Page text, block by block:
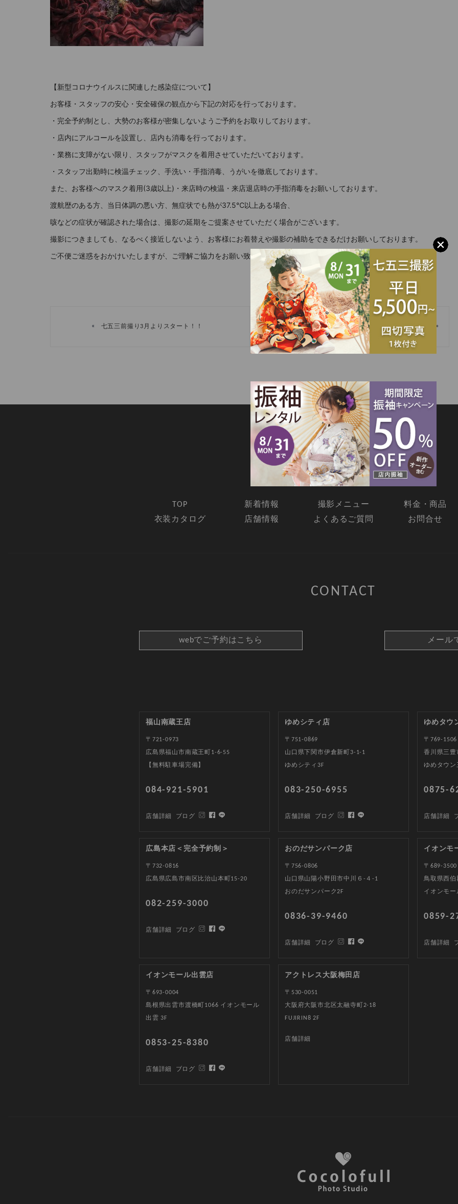
【新型コロナウイルスに関連した感染症について】
お客様・スタッフの安心・安全確保の観点から下記の対応を行っております。
・完全予約制とし、大勢のお客様が密集しないようご予約をお取りしております。
・店内にアルコールを設置し、店内も消毒を行っております。
・業務に支障がない限り、スタッフがマスクを着用させていただいております。
・スタッフ出勤時に検温チェック、手洗い・手指消毒、うがいを徹底しております。
また、お客様へのマスク着用(3歳以上)・来店時の検温・来店退店時の手指消毒をお願いしております。
渡航歴のある方、当日体調の悪い方、無症状でも熱が37.5℃以上ある場合、
咳などの症状が確認された場合は、撮影の延期をご提案させていただく場合がございます。
撮影につきましても、なるべく接近しないよう、お客様にお着替えや撮影の補助をできるだけお願いしております。
ご不便ご迷惑をおかけいたしますが、ご理解ご協力をお願い致します。
« 七五三前撮り3月よりスタート！！ 小野田市宇部市で記念写真を撮るならココロフルへ！！ »
SITEMAP
TOP 新着情報 撮影メニュー 料金・商品
衣装カタログ
店舗情報 よくあるご質問 お問合せ
CONTACT
webでご予約はこちら メール
福山南蔵王店
〒721-0973
広島県福山市南蔵王町1-6-55
【無料駐車場完備】
084-921-5901
店舗詳細 ブログ
ゆめシティ店
〒751-0869
山口県下関市伊倉新町3-1-1
ゆめシティ3F
083-250-6955
店舗詳細 ブログ
ゆめタウ
〒769-1506
香川県三豊
ゆめタウン
0875-
店舗詳細
広島本店＜完全予約制＞
〒732-0816
広島県広島市南区比治山本町15-20
082-259-3000
店舗詳細 ブログ
おのだサンパーク店
〒756-0806
山口県山陽小野田市中川６-４-1
おのだサンパーク2F
0836-39-9460
店舗詳細 ブログ
イオンモ
〒689-3500
鳥取県西伯
イオンモー
0859-
店舗詳細
イオンモール出雲店
〒693-0004
島根県出雲市渡橋町1066 イオンモール
出雲 3F
0853-25-8380
店舗詳細 ブログ
アクトレス大阪梅田店
〒530-0051
大阪府大阪市北区太融寺町2-18
FUJIRIN8 2F
店舗詳細